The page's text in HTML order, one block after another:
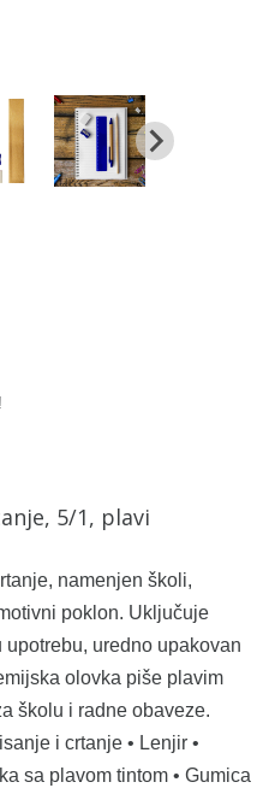
5/1, plavi
namenjen školi,
poklon. Uključuje
uredno upakovan
olovka piše plavim
školu i radne obaveze.
i crtanje • Lenjir •
sa plavom tintom • Gumica